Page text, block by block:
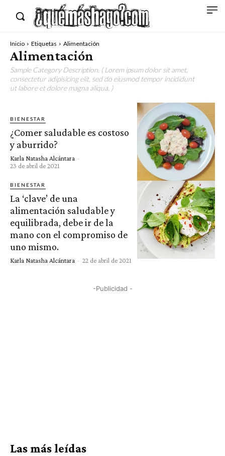
Inicio Etiquetas Alimentación
Alimentación
Sample Category Description. ( Lorem ipsum dolor sit amet,
consectetur adipisicing elit, sed do eiusmod tempor incididunt
ut labore et dolore magna aliqua. )
BIENESTAR
¿Comer saludable es costoso
y aburrido?
Karla Natasha Alcántara -
23 de abril de 2021
BIENESTAR
La ‘clave’ de una
alimentación saludable y
equilibrada, debe ir de la
mano con el compromiso de
uno mismo.
Karla Natasha Alcántara - 22 de abril de 2021
-Publicidad -
Las más leídas